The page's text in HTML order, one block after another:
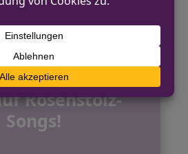
und Julia in
Shakespeare
Rosenstolz-
Songs!